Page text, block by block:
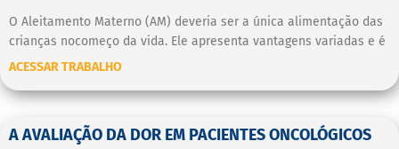
O Aleitamento Materno (AM) deveria ser a única alimentação das
crianças nocomeço da vida. Ele apresenta vantagens variadas e é
ACESSAR TRABALHO
A AVALIAÇÃO DA DOR EM PACIENTES ONCOLÓGICOS